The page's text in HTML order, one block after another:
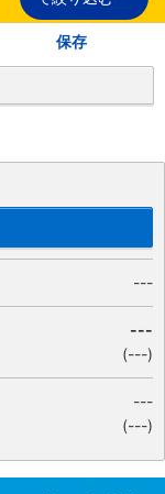
保存
---
---
(---)
---
(---)